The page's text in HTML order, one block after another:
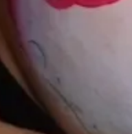
Embu das Artes